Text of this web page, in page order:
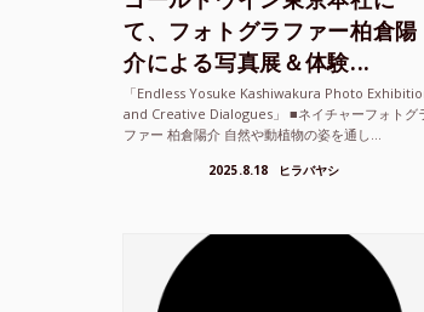
「Endless Yosuke Kashiwakura Photo Exhibition
and Creative Dialogues」 ■ネイチャーフォトグラ
ファー 柏倉陽介 自然や動植物の姿を通し...
2025.8.18 ヒラバヤシ